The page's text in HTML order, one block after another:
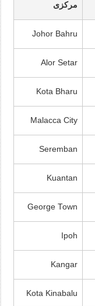
مرکزی
Johor Bahru
Alor Setar
Kota Bharu
Malacca City
Seremban
Kuantan
George Town
Ipoh
Kangar
Kota Kinabalu